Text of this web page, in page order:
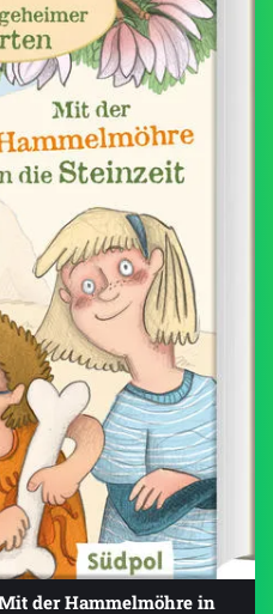
der Hammelmöhre in